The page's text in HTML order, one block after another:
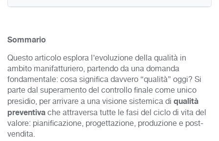
Sommario
Questo articolo esplora l’evoluzione della qualità in
ambito manifatturiero, partendo da una domanda
fondamentale: cosa significa davvero “qualità” oggi? Si
parte dal superamento del controllo finale come unico
presidio, per arrivare a una visione sistemica di qualità
preventivache attraversa tutte le fasi del ciclo di vita del
valore: pianificazione, progettazione, produzione e post-
vendita.